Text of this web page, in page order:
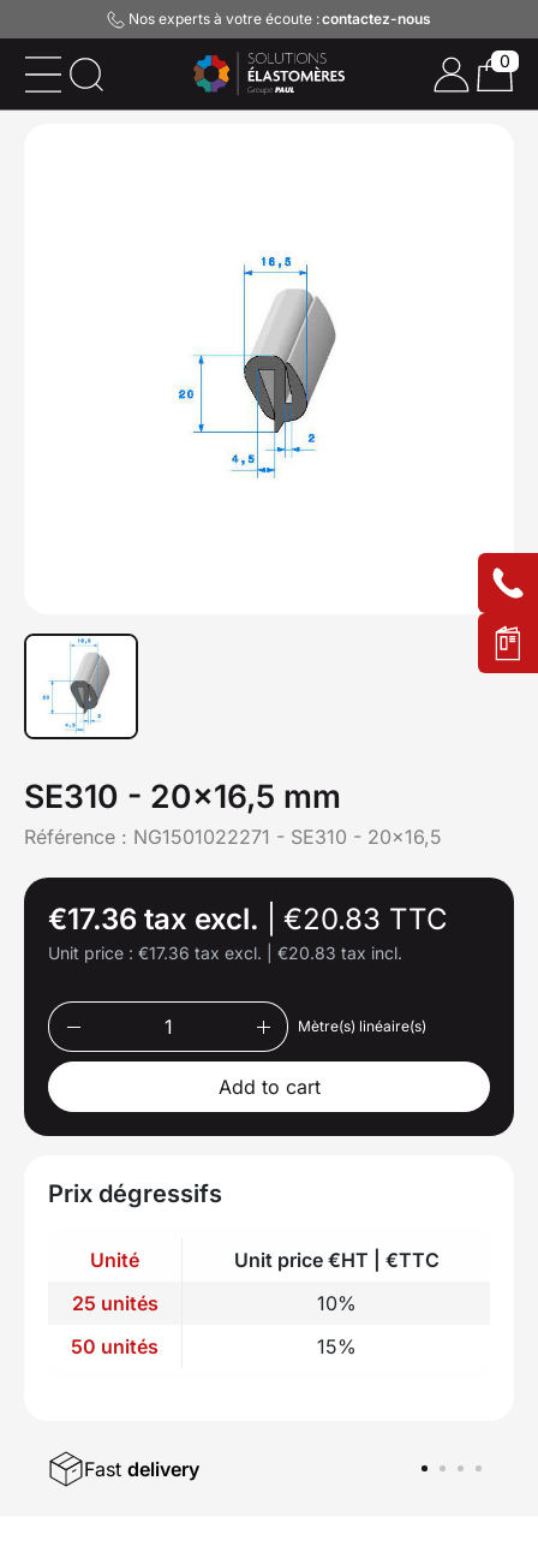
Nos experts à votre écoute :contactez-nous
SE310 - 20x16,5 mm
Référence : NG1501022271 - SE310 - 20x16,5
€17.36 tax excl. €20.83 TTC
Unit price : €17.36 tax excl. €20.83 tax incl.
Mètre(s) linéaire(s)
Add to cart
Prix dégressifs
Unité
Unit price €HT | €TTC
25 unités
10%
50 unités
15%
Fast delivery
0